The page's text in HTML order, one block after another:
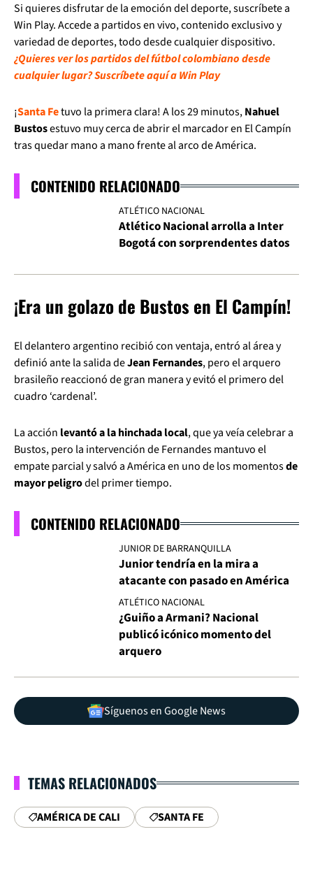
Si quieres disfrutar de la emoción del deporte, suscríbete a
Win Play. Accede a partidos en vivo, contenido exclusivo y
variedad de deportes, todo desde cualquier dispositivo.
¿Quieres ver los partidos del fútbol colombiano desde
cualquier lugar? Suscríbete aquí a Win Play
¡Santa Fetuvo la primera clara! A los 29 minutos,Nahuel
Bustosestuvo muy cerca de abrir el marcador en El Campín
tras quedar mano a mano frente al arco de América.
CONTENIDO RELACIONADO
ATLÉTICO NACIONAL
Atlético Nacional arrolla a Inter
Bogotá con sorprendentes datos
¡Era un golazo de Bustos en El Campín!
El delantero argentino recibió con ventaja, entró al área y
definió ante la salida deJean Fernandes, pero el arquero
brasileño reaccionó de gran manera y evitó el primero del
cuadro ‘cardenal’.
La acción levantó a la hinchada local, que ya veía celebrar a
Bustos, pero la intervención de Fernandes mantuvo el
empate parcial y salvó a América en uno de los momentosde
mayor peligrodel primer tiempo.
CONTENIDO RELACIONADO
JUNIOR DE BARRANQUILLA
Junior tendría en la mira a
atacante con pasado en América
ATLÉTICO NACIONAL
¿Guiño a Armani? Nacional
publicó icónico momento del
arquero
Síguenos en Google News
TEMAS RELACIONADOS
AMÉRICA DE CALI SANTA FE